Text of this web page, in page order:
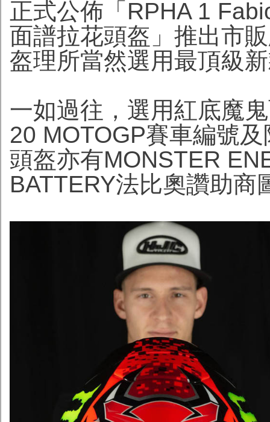
正式公佈「RPHA 1
面譜拉花頭盔」推出市
盔理所當然選用最頂級
一如過往，選用紅底魔
20 MOTOGP賽車編號
頭盔亦有MONSTER
BATTERY法比奧讚助商